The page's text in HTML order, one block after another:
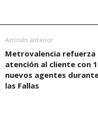
Artículo anterior
Metrovalencia refuerza
atención al cliente con
nuevos agentes
las Fallas